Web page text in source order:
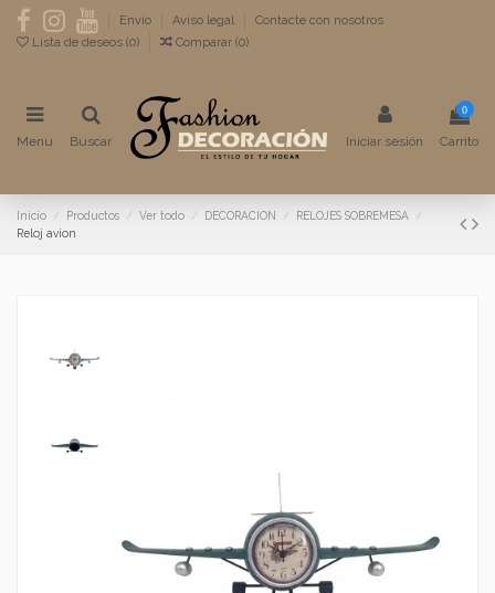
Envío Aviso legal
Contacte con nosotros
Lista de deseos (0) Comparar (0)
Menu Buscar Iniciar sesión
0
Carrito
Inicio Productos Ver todo DECORACION
RELOJES SOBREMESA
Reloj avion